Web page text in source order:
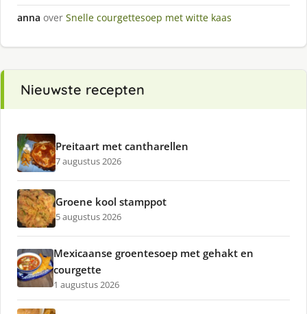
anna over Snelle courgettesoep met witte kaas
Nieuwste recepten
Preitaart met cantharellen
7 augustus 2026
Groene kool stamppot
5 augustus 2026
Mexicaanse groentesoep met gehakt en
courgette
1 augustus 2026